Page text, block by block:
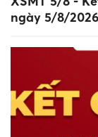
ngày 5/8/2026